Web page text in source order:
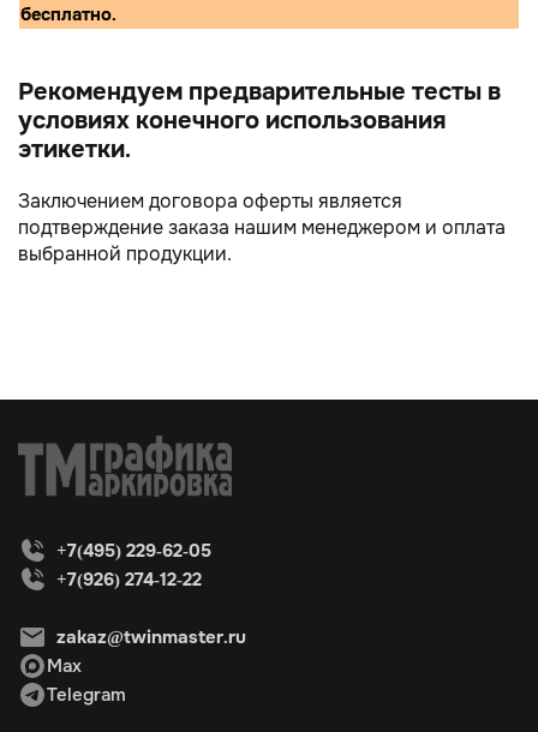
бесплатно.
Рекомендуем предварительные тесты в
условиях конечного использования
этикетки.
Заключением договора оферты является
подтверждение заказа нашим менеджером и оплата
выбранной продукции.
+7(495) 229-62-05
+7(926) 274-12-22
zakaz@twinmaster.ru
Max
Telegram